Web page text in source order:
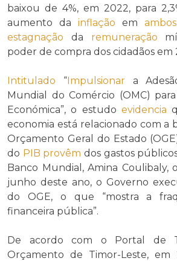
baixou de 4%, em 2022, para
aumento da inflação em ambos
estagnação da remuneração
poder de compra dos cidadãos em
Intitulado “Impulsionara
Mundial do Comércio (OMC)
Económica”, o estudo evidencia
economia está relacionado com a
Orçamento Geral do Estado
do PIB provêm dos gastos
Banco Mundial, Amina Coulibaly,
junho deste ano, o Governo
do OGE, o que “mostra a
financeira pública”.
De acordo com o Portal de
Orçamento de Timor-Leste, em